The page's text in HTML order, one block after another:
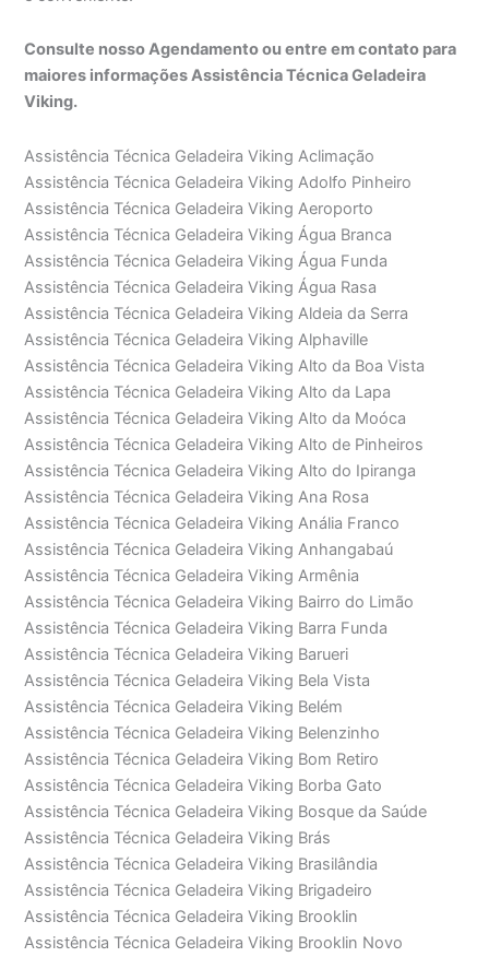
Consulte nosso Agendamento ou entre em contato para
maiores informações Assistência Técnica Geladeira
Viking.
Assistência Técnica Geladeira Viking Aclimação
Assistência Técnica Geladeira Viking Adolfo Pinheiro
Assistência Técnica Geladeira Viking Aeroporto
Assistência Técnica Geladeira Viking Água Branca
Assistência Técnica Geladeira Viking Água Funda
Assistência Técnica Geladeira Viking Água Rasa
Assistência Técnica Geladeira Viking Aldeia da Serra
Assistência Técnica Geladeira Viking Alphaville
Assistência Técnica Geladeira Viking Alto da Boa Vista
Assistência Técnica Geladeira Viking Alto da Lapa
Assistência Técnica Geladeira Viking Alto da Moóca
Assistência Técnica Geladeira Viking Alto de Pinheiros
Assistência Técnica Geladeira Viking Alto do Ipiranga
Assistência Técnica Geladeira Viking Ana Rosa
Assistência Técnica Geladeira Viking Anália Franco
Assistência Técnica Geladeira Viking Anhangabaú
Assistência Técnica Geladeira Viking Armênia
Assistência Técnica Geladeira Viking Bairro do Limão
Assistência Técnica Geladeira Viking Barra Funda
Assistência Técnica Geladeira Viking Barueri
Assistência Técnica Geladeira Viking Bela Vista
Assistência Técnica Geladeira Viking Belém
Assistência Técnica Geladeira Viking Belenzinho
Assistência Técnica Geladeira Viking Bom Retiro
Assistência Técnica Geladeira Viking Borba Gato
Assistência Técnica Geladeira Viking Bosque da Saúde
Assistência Técnica Geladeira Viking Brás
Assistência Técnica Geladeira Viking Brasilândia
Assistência Técnica Geladeira Viking Brigadeiro
Assistência Técnica Geladeira Viking Brooklin
Assistência Técnica Geladeira Viking Brooklin Novo